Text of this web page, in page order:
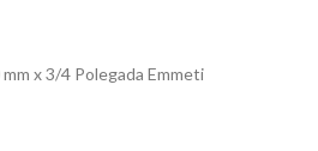
x 3/4 Polegada Emmeti